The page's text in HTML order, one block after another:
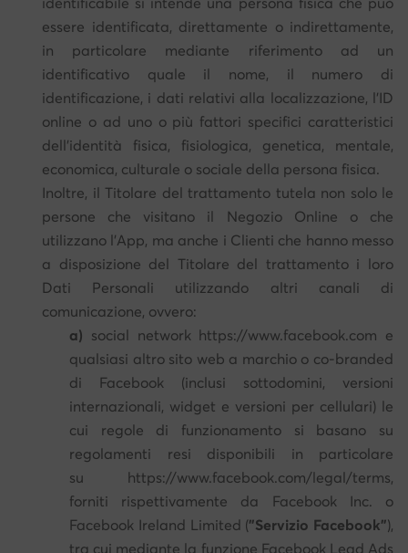
essere identificata, direttamente o indirettamente,
in particolare mediante riferimento ad un
identificativo quale il nome, il numero di
identificazione, i dati relativi alla localizzazione, l'ID
online o ad uno o più fattori specifici caratteristici
dell'identità fisica, fisiologica, genetica, mentale,
economica, culturale o sociale della persona fisica.
Inoltre, il Titolare del trattamento tutela non solo le
persone che visitano il Negozio Online o che
utilizzano l'App, ma anche i Clienti che hanno messo
a disposizione del Titolare del trattamento i loro
Dati Personali utilizzando altri canali di
comunicazione, ovvero:
a) social network https://www.facebook.com e
qualsiasi altro sito web a marchio o co-branded
di Facebook (inclusi sottodomini, versioni
internazionali, widget e versioni per cellulari) le
cui regole di funzionamento si basano su
regolamenti resi disponibili in particolare
su https://www.facebook.com/legal/terms,
forniti rispettivamente da Facebook Inc. o
Facebook Ireland Limited ("Servizio Facebook"),
tra cui mediante la funzione Facebook Lead Ads